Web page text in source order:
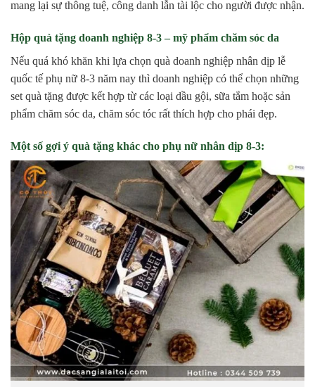
mang lại sự thông tuệ, công danh lẫn tài lộc cho người được nhận.
Hộp quà tặng doanh nghiệp 8-3 – mỹ phẩm chăm sóc da
Nếu quá khó khăn khi lựa chọn quà doanh nghiệp nhân dịp lễ
quốc tế phụ nữ 8-3 năm nay thì doanh nghiệp có thể chọn những
set quà tặng được kết hợp từ các loại dầu gội, sữa tắm hoặc sản
phẩm chăm sóc da, chăm sóc tóc rất thích hợp cho phái đẹp.
Một số gợi ý quà tặng khác cho phụ nữ nhân dịp 8-3: